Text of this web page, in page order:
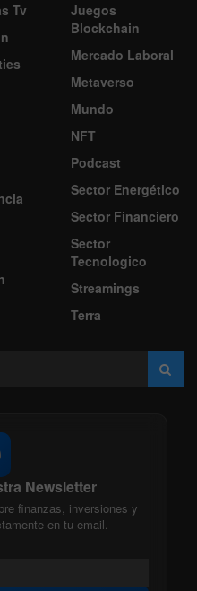
Tv
Juegos
Blockchain
Mercado Laboral
Metaverso
Mundo
NFT
Podcast
Sector Energético
Sector Financiero
Sector
Tecnologico
Streamings
Terra
Newsletter
finanzas, inversiones y
en tu email.